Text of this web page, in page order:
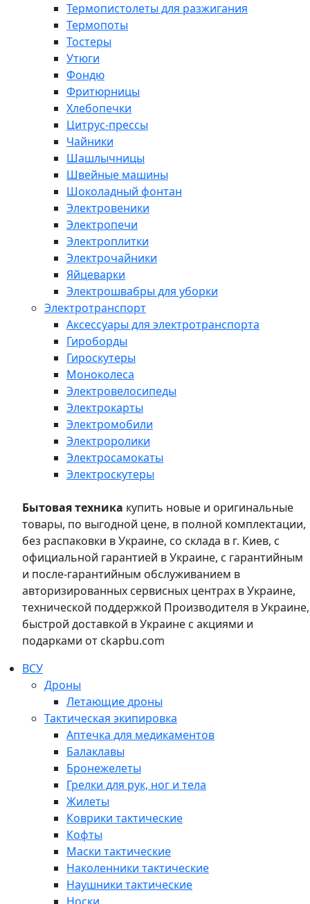
Термопистолеты для разжигания
Термопоты
Тостеры
Утюги
Фондю
Фритюрницы
Хлебопечки
Цитрус-прессы
Чайники
Шашлычницы
Швейные машины
Шоколадный фонтан
Электровеники
Электропечи
Электроплитки
Электрочайники
Яйцеварки
Электрошвабры для уборки
Электротранспорт
Аксессуары для электротранспорта
Гироборды
Гироскутеры
Моноколеса
Электровелосипеды
Электрокарты
Электромобили
Электроролики
Электросамокаты
Электроскутеры
Бытовая техника купить новые и оригинальные
товары, по выгодной цене, в полной комплектации,
без распаковки в Украине, со склада в г. Киев, с
официальной гарантией в Украине, с гарантийным
и после-гарантийным обслуживанием в
авторизированных сервисных центрах в Украине,
технической поддержкой Производителя в Украине,
быстрой доставкой в Украине с акциями и
подарками от ckapbu.com
ВСУ
Дроны
Летающие дроны
Тактическая экипировка
Аптечка для медикаментов
Балаклавы
Бронежелеты
Грелки для рук, ног и тела
Жилеты
Коврики тактические
Кофты
Маски тактические
Наколенники тактические
Наушники тактические